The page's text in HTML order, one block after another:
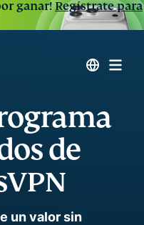
ganar!Regístrate para
de
un valor sin